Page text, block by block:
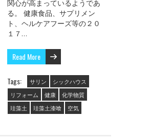
関心が高まっているようであ
る。 健康食品、サプリメン
ト、ヘルケアフーズ等の２０
１７…
Read More
Tags: サリン
シックハウス
リフォーム
健康
化学物質
珪藻土
珪藻土漆喰 空気